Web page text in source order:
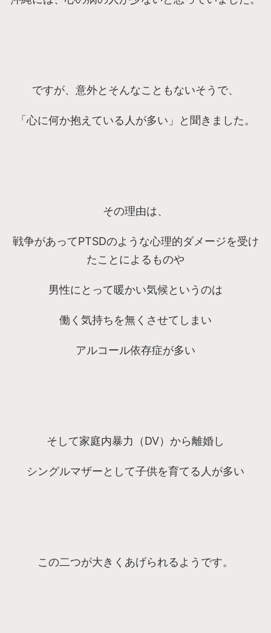
ですが、意外とそんなこともないそうで、
「心に何か抱えている人が多い」と聞きました。
その理由は、
戦争があってPTSDのような心理的ダメージを受け
たことによるものや
男性にとって暖かい気候というのは
働く気持ちを無くさせてしまい
アルコール依存症が多い
そして家庭内暴力（DV）から離婚し
シングルマザーとして子供を育てる人が多い
この二つが大きくあげられるようです。